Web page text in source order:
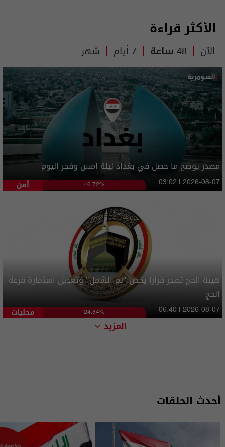
الأكثر قراءة
الآن 48 ساعة 7 أيام شهر
مصدر يوضح ما حصل في بغداد ليلة امس وفجر اليوم
أمن 46.72% 03:02 | 2026-08-07
هيئة الحج تصدر قرارا يخص "لم الشمل" وتعديل استمارة قرعة
الحج
محليات 24.84% 06:40 | 2026-08-07
المزيد
أحدث الحلقات